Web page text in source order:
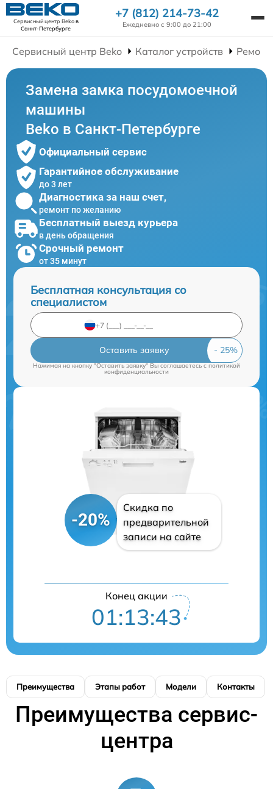
Сервисный центр Bekoв
Санкт-Петербурге
+7 (812) 214-73-42
Ежедневно с 9:00 до 21:00
Сервисный центр Beko Каталог устройств
Замена замка посудомоечной
машины
Beko в Санкт-Петербурге
Официальный сервис
Гарантийное обслуживание
до 3 лет
Диагностика за наш счет,
ремонт по желанию
Бесплатный выезд курьера
в день обращения
Срочный ремонт
от 35 минут
Бесплатная консультация со
специалистом
Оставить заявку
Нажимая на кнопку "Оставить заявку" Вы соглашаетесь c политикой
конфиденциальности
-20%
Скидка по
предварительной
записи на сайте
Конец акции
01:13:42
Преимущества Этапы работ Модели Контакты
Преимущества сервис-
центра